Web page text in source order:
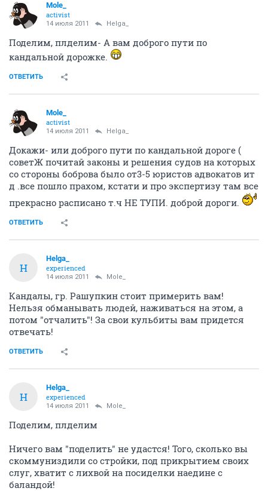
Mole_
activist
14 июля 2011 Helga_
Поделим, плделим- А вам доброго пути по
кандальной дорожке.
ОТВЕТИТЬ
Mole_
activist
14 июля 2011 Helga_
Докажи- или доброго пути по кандальной дороге (
советЖ почитай законы и решения судов на которых
со стороны боброва было от3-5 юристов адвокатов ит
д .все пошло прахом, кстати и про экспертизу там все
прекрасно расписано т.ч НЕ ТУПИ. доброй дороги.
ОТВЕТИТЬ
H
Helga_
experienced
14 июля 2011 Mole_
Кандалы, гр. Рашупкин стоит примерить вам!
Нельзя обманывать людей, наживаться на этом, а
потом "отчалить"! За свои кульбиты вам придется
отвечать!
ОТВЕТИТЬ
H
Helga_
experienced
14 июля 2011 Mole_
Поделим, плделим
Ничего вам "поделить" не удастся! Того, сколько вы
скоммуниздили со стройки, под прикрытием своих
слуг, хватит с лихвой на посиделки наедине с
баландой!